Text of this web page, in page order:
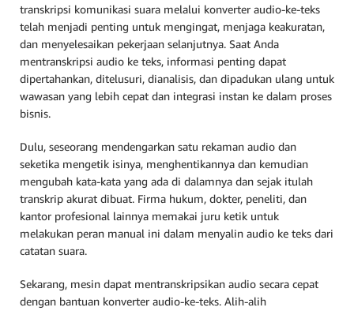
transkripsi komunikasi suara melalui konverter audio-ke-teks
telah menjadi penting untuk mengingat, menjaga keakuratan,
dan menyelesaikan pekerjaan selanjutnya. Saat Anda
mentranskripsi audio ke teks, informasi penting dapat
dipertahankan, ditelusuri, dianalisis, dan dipadukan ulang untuk
wawasan yang lebih cepat dan integrasi instan ke dalam proses
bisnis.
Dulu, seseorang mendengarkan satu rekaman audio dan
seketika mengetik isinya, menghentikannya dan kemudian
mengubah kata-kata yang ada di dalamnya dan sejak itulah
transkrip akurat dibuat. Firma hukum, dokter, peneliti, dan
kantor profesional lainnya memakai juru ketik untuk
melakukan peran manual ini dalam menyalin audio ke teks dari
catatan suara.
Sekarang, mesin dapat mentranskripsikan audio secara cepat
dengan bantuan konverter audio-ke-teks. Alih-alih